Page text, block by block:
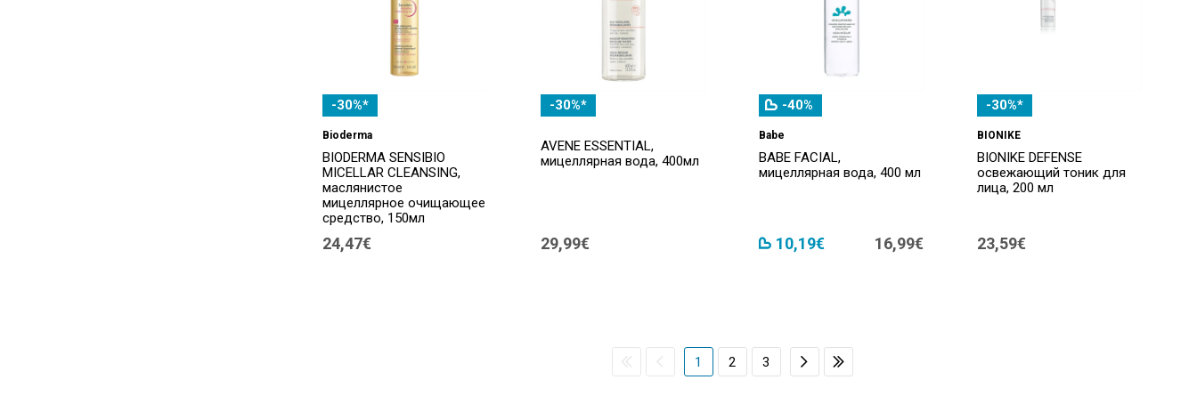
-30%*
Bioderma
BIODERMA SENSIBIO
MICELLAR CLEANSING,
маслянистое
мицеллярное очищающее
средство, 150мл
24,47€
-30%*
AVENE ESSENTIAL,
мицеллярная вода, 400мл
29,99€
-40%
Babe
BABE FACIAL,
мицеллярная вода, 400 мл
10,19€ 16,99€
-30%*
BIONIKE
BIONIKE DEFENSE
освежающий тоник для
лица, 200 мл
23,59€
1 2 3